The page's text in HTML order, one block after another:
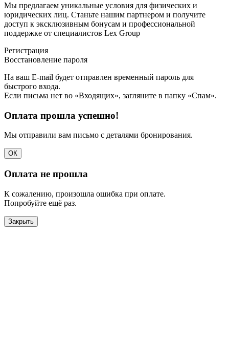
Мы предлагаем уникальные условия для физических и
юридических лиц. Станьте нашим партнером и получите
доступ к эксклюзивным бонусам и профессиональной
поддержке от специалистов Lex Group
Регистрация
Восстановление пароля
На ваш E-mail будет отправлен временный пароль для
быстрого входа.
Если письма нет во «Входящих», загляните в папку «Спам».
Оплата прошла успешно!
Мы отправили вам письмо с деталями бронирования.
ОК
Оплата не прошла
К сожалению, произошла ошибка при оплате.
Попробуйте ещё раз.
Закрыть